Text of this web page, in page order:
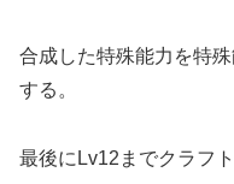
合成した特殊能力を特
する。
最後にLv12までクラフト